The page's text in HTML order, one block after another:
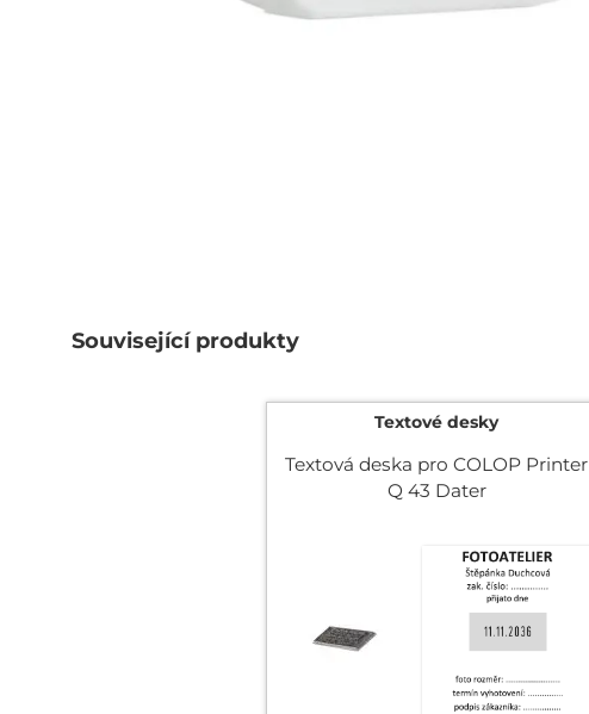
Související produkty
Textové desky
Textová deska pro COLOP Printer
Q 43 Dater